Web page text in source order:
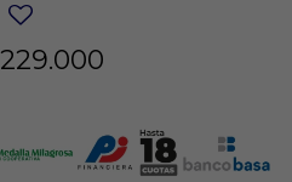
229.000